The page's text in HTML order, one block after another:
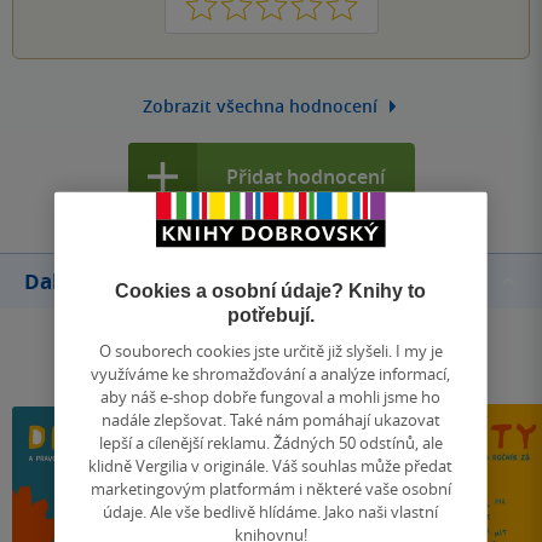
Zobrazit všechna hodnocení
Přidat hodnocení
Další knihy autoraCookies a osobní údaje? Knihy to
potřebují.
O souborech cookies jste určitě již slyšeli. I my je
využíváme ke shromažďování a analýze informací,
aby náš e-shop dobře fungoval a mohli jsme ho
nadále zlepšovat. Také nám pomáhají ukazovat
lepší a cílenější reklamu. Žádných 50 odstínů, ale
klidně Vergilia v originále. Váš souhlas může předat
marketingovým platformám i některé vaše osobní
údaje. Ale vše bedlivě hlídáme. Jako naši vlastní
knihovnu!